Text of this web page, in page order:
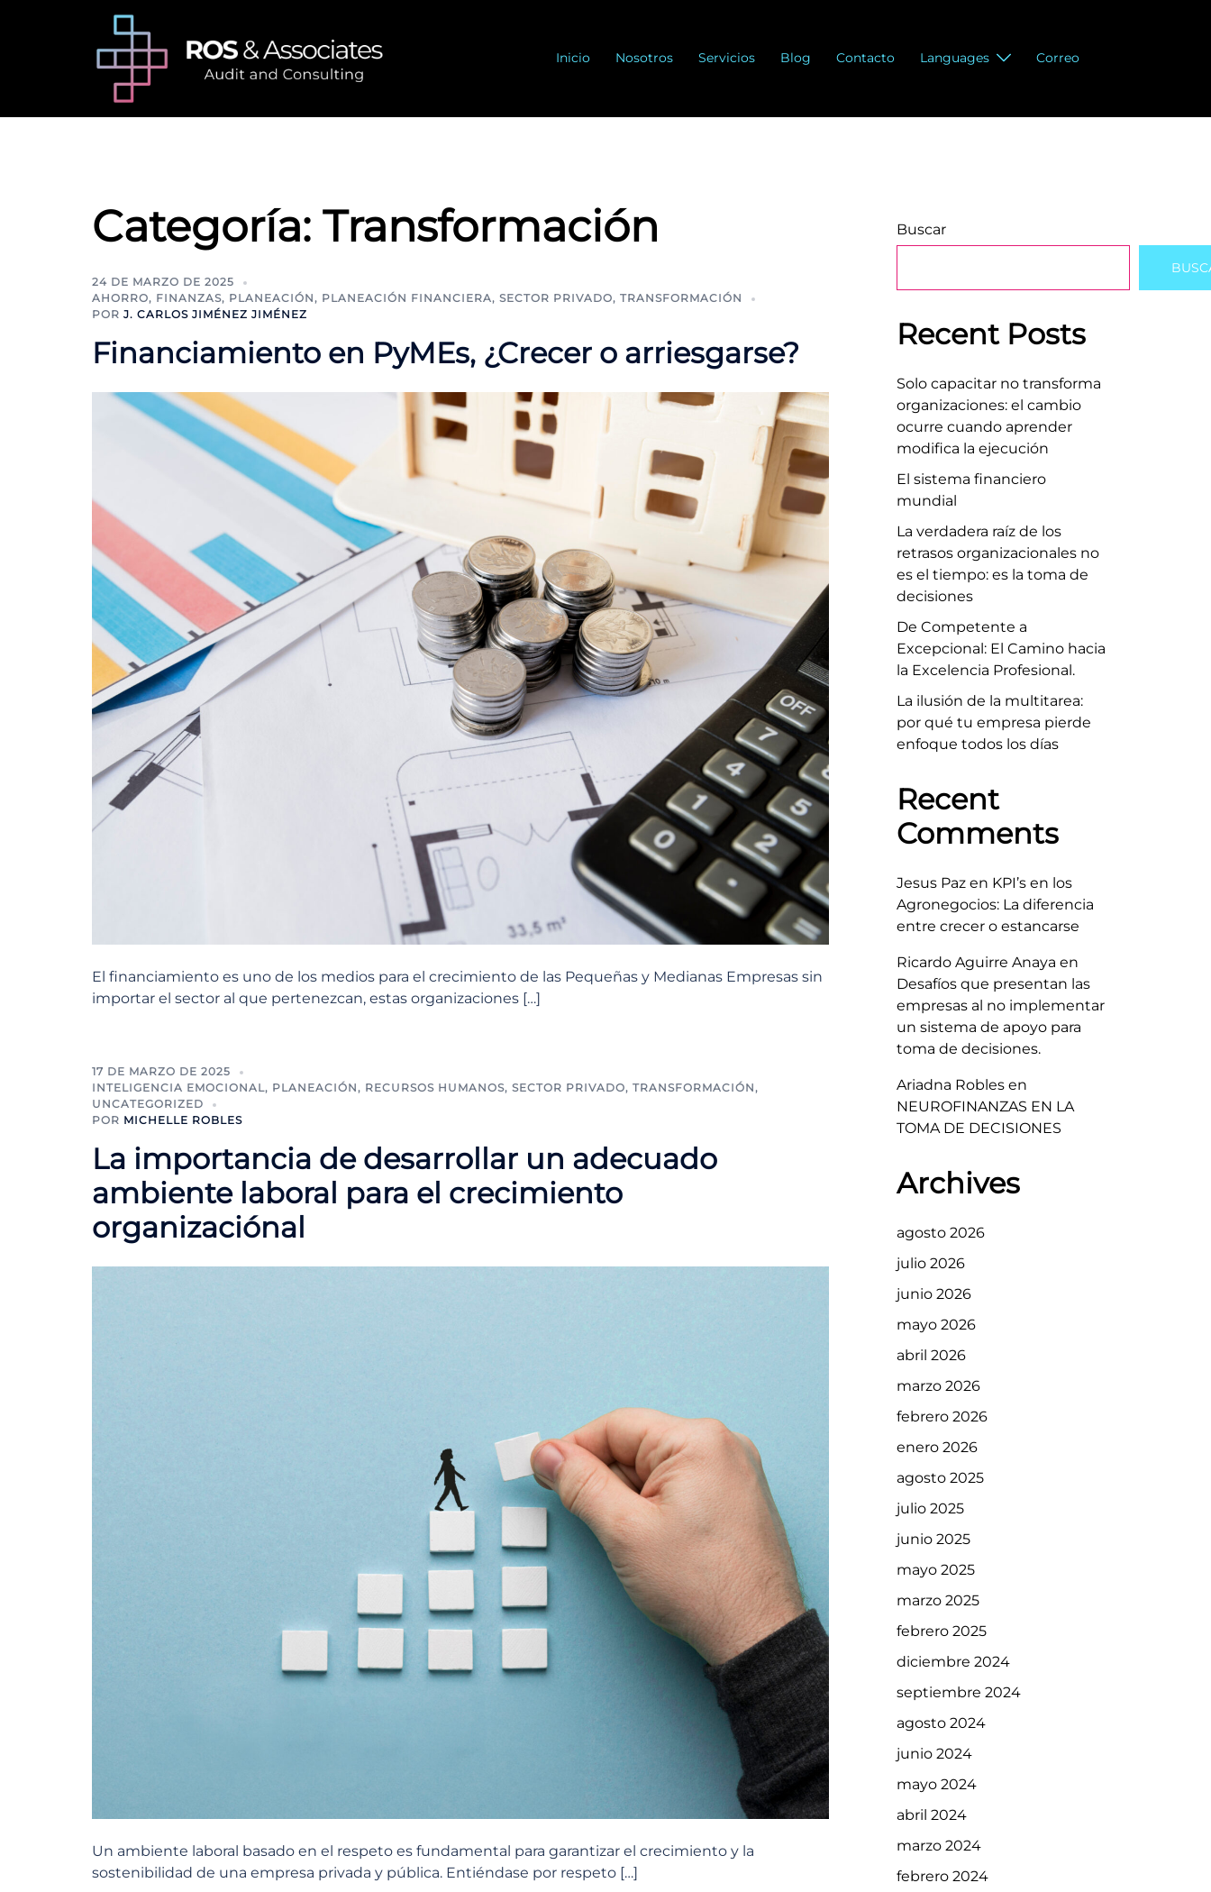
Inicio Nosotros Servicios Blog Contacto Languages Correo
Categoría: Transformación
24 DE MARZO DE 2025
AHORRO, FINANZAS, PLANEACIÓN , PLANEACIÓN FINANCIERA, SECTOR PRIVADO, TRANSFORMACIÓN
POR J. CARLOS JIMÉNEZ JIMÉNEZ
Financiamiento en PyMEs, ¿Crecer o arriesgarse?
El financiamiento es uno de los medios para el crecimiento de las Pequeñas y Medianas Empresas sin
importar el sector al que pertenezcan, estas organizaciones […]
17 DE MARZO DE 2025
INTELIGENCIA EMOCIONAL, PLANEACIÓN, RECURSOS HUMANOS, SECTOR PRIVADO, TRANSFORMACIÓN,
UNCATEGORIZED
POR MICHELLE ROBLES
La importancia de desarrollar un adecuado
ambiente laboral para el crecimiento
organizaciónal
Un ambiente laboral basado en el respeto es fundamental para garantizar el crecimiento y la
sostenibilidad de una empresa privada y pública. Entiéndase por respeto […]
Buscar
Recent Posts
Solo capacitar no transforma
organizaciones: el cambio
ocurre cuando aprender
modifica la ejecución
El sistema financiero
mundial
La verdadera raíz de los
retrasos organizacionales no
es el tiempo: es la toma de
decisiones
De Competente a
Excepcional: El Camino hacia
la Excelencia Profesional.
La ilusión de la multitarea:
por qué tu empresa pierde
enfoque todos los días
Recent
Comments
Jesus Pazen KPI’s en los
Agronegocios: La diferencia
entre crecer o estancarse
Ricardo Aguirre Anaya en
Desafíos que presentan las
empresas al no implementar
un sistema de apoyo para
toma de decisiones.
Ariadna Roblesen
NEUROFINANZAS EN LA
TOMA DE DECISIONES
Archives
agosto 2026
julio 2026
junio 2026
mayo 2026
abril 2026
marzo 2026
febrero 2026
enero 2026
agosto 2025
julio 2025
junio 2025
mayo 2025
marzo 2025
febrero 2025
diciembre 2024
septiembre 2024
agosto 2024
junio 2024
mayo 2024
abril 2024
marzo 2024
febrero 2024